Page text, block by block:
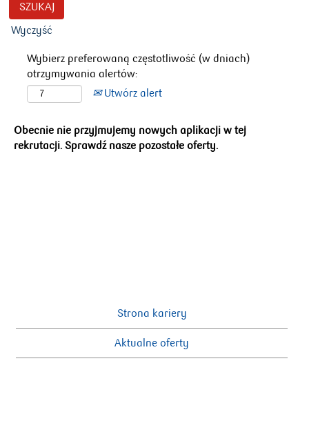
Wyczyść
Wybierz preferowaną częstotliwość (w dniach)
otrzymywania alertów:
Utwórz alert
Obecnie nie przyjmujemy nowych aplikacji w tej
rekrutacji. Sprawdź nasze pozostałe oferty.
Strona kariery
Aktualne oferty